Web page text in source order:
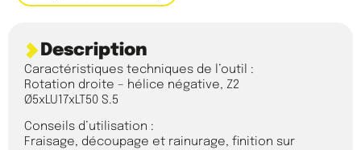
Description
Caractéristiques techniques de l’outil :
Rotation droite – hélice négative, Z2
Ø5xLU17xLT50 S.5
Conseils d’utilisation :
Fraisage, découpage et rainurage, finition sur